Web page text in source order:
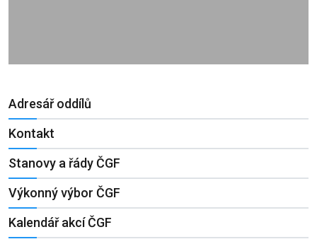
Adresář oddílů
Kontakt
Stanovy a řády ČGF
Výkonný výbor ČGF
Kalendář akcí ČGF